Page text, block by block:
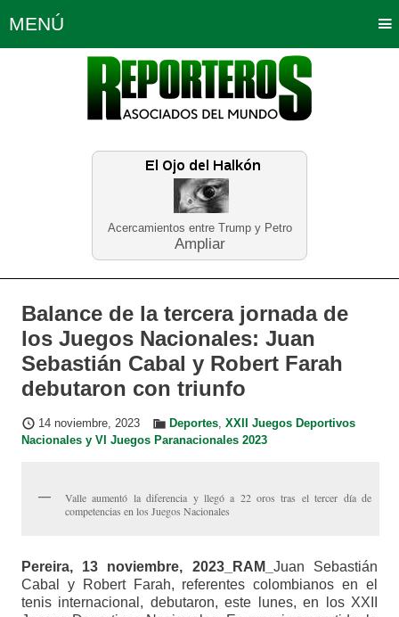
Acercamientos entre Trump y Petro
Ampliar
MENÚ
Política Opinión Bogotá
Planeta Tierra Deportes
Educación Neira
Balance de la tercera jornada de
los Juegos Nacionales: Juan
Sebastián Cabal y Robert Farah
debutaron con triunfo
14 noviembre, 2023 Deportes, XXII Juegos Deportivos
Nacionales y VI Juegos Paranacionales 2023
Valle aumentó la diferencia y llegó a 22 oros tras el tercer día de
competencias en los Juegos Nacionales
Pereira, 13 noviembre, 2023_RAM_ Juan Sebastián
Cabal y Robert Farah, referentes colombianos en el
tenis internacional, debutaron, este lunes, en los XXII